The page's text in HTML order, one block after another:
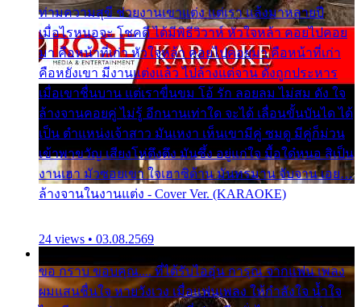
ท่ามความสุขี ช่วยงานเขาแต่ง แต่เรา แล้งมาหลายปี
เมื่อไรหนอจะ โชคดี ได้มีพิธีวิวาห์ หัวใจหล้า คอยไปคอย
มา คือหน้าที่เก่า หัวใจหล้า คอยไปคอยมา คือหน้าที่เก่า
คือหยังเขา มีงานแต่งแล้ว ไปล้างแต่จาน ดั่งถูกประหาร
เมื่อเขาชื่นบาน แต่เราขื่นขม โอ้ รัก ลอยลม ไม่สม ดัง ใจ
ล้างจานคอยคู่ ไม่รู้ อีกนานเท่าใด จะได้ เลื่อนขั้นบันได ได้
เป็น ตำแหน่งเจ้าสาว มันเหงา เห็นเขามีคู่ ซมดู มีคู่ก็ม่วน
เข้าพาขวัญ เสียงโห่ตึงตึง มันซึ้ง อยู่แก่ใจ มื้อใด๋หนอ สิเป็น
งานเฮา มัวซอยเขา ใจเฮาซิด้าน มันทรมาน จับจาน เอย…
ล้างจานในงานแต่ง - Cover Ver. (KARAOKE)
24 views • 03.08.2569
ขอ กราบ ขอบคุณ.... ที่ได้รับไออุ่น การุณ จากแฟน เพลง
ผมแสนชื่นใจ หายวังเวง เมื่อแฟนเพลง ให้กำลังใจ น้ำใจ